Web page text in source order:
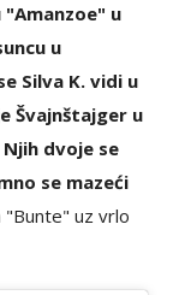
u
u
Silva K. vidi u
Švajnštajger u
dvoje se
se mazeći
"Bunte" uz vrlo